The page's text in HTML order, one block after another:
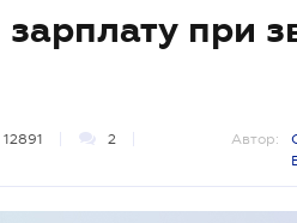
при
12891 2 Автор: